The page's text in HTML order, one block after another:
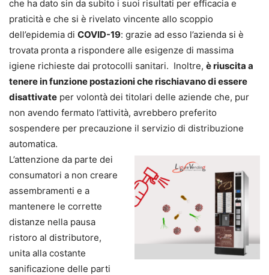
che ha dato sin da subito i suoi risultati per efficacia e
praticità e che si è rivelato vincente allo scoppio
dell’epidemia di COVID-19: grazie ad esso l’azienda si è
trovata pronta a rispondere alle esigenze di massima
igiene richieste dai protocolli sanitari. Inoltre, è riuscita a
tenere in funzione postazioni che rischiavano di essere
disattivate per volontà dei titolari delle aziende che, pur
non avendo fermato l’attività, avrebbero preferito
sospendere per precauzione il servizio di distribuzione
automatica.
L’attenzione da parte dei
consumatori a non creare
assembramenti e a
mantenere le corrette
distanze nella pausa
ristoro al distributore,
unita alla costante
sanificazione delle parti